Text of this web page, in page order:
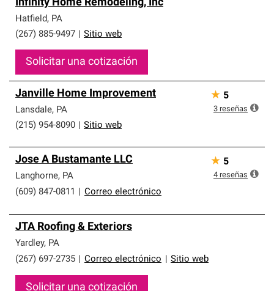
Infinity Home Remodeling, Inc
Hatfield, PA
(267) 885-9497
Sitio web
Solicitar una cotización
Janville Home Improvement
Lansdale, PA
(215) 954-8090
Sitio web
★ 5
3 reseñas
Jose A Bustamante LLC
Langhorne, PA
(609) 847-0811
Correo electrónico
★ 5
4 reseñas
JTA Roofing & Exteriors
Yardley, PA
(267) 697-2735
Correo electrónico Sitio web
Solicitar una cotización